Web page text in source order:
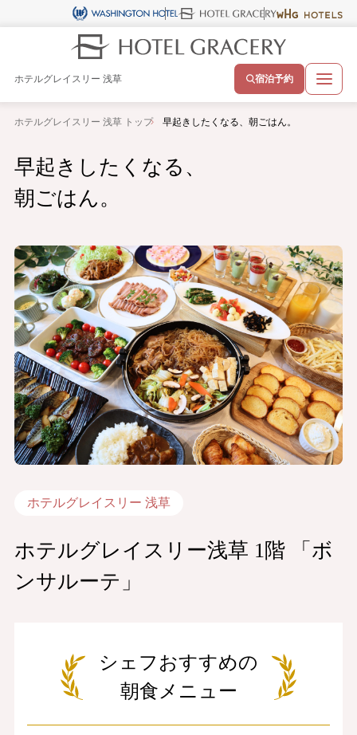
ホテルグレイスリー 浅草 宿泊予約
ホテルグレイスリー 浅草 トップ 早起きしたくなる、朝ごはん。
早起きしたくなる、
朝ごはん。
ホテルグレイスリー 浅草
ホテルグレイスリー浅草 1階 「ボ
ンサルーテ」
シェフおすすめの
朝食メニュー